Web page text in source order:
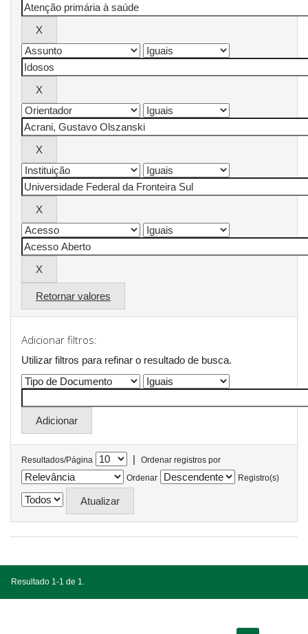
Retornar valores
Adicionar filtros:
Utilizar filtros para refinar o resultado de busca.
Resultados/Página |
Ordenar registros por
Ordenar
Registro(s)
Resultado 1-1 de 1.